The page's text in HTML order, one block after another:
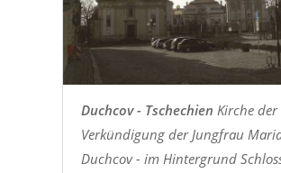
Duchcov - Tschechien Kirche der
Verkündigung der Jungfrau
Duchcov - im Hintergrund